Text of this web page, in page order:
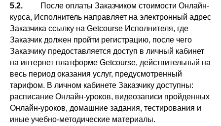
5.2.
После оплаты Заказчиком стоимости Онлайн-
курса, Исполнитель направляет на электронный адрес
Заказчика ссылку на Getcourse Исполнителя, где
Заказчик должен пройти регистрацию, после чего
Заказчику предоставляется доступ в личный кабинет
на интернет платформе Getcourse, действительный на
весь период оказания услуг, предусмотренный
тарифом. В личном кабинете Заказчику доступны:
расписание Онлайн-уроков, видеозаписи пройденных
Онлайн-уроков, домашние задания, тестирования и
иные учебно-методические материалы.